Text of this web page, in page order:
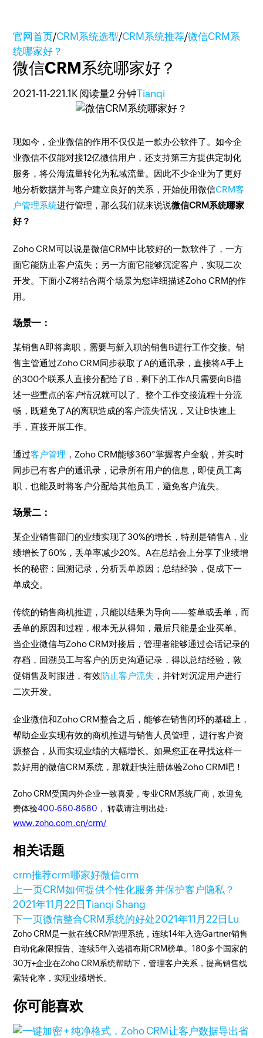
官网首页/CRM系统选型/CRM系统推荐/微信CRM系
统哪家好？
微信CRM系统哪家好？
2021-11-221.1K 阅读量2 分钟Tianqi
现如今，企业微信的作用不仅仅是一款办公软件了。如今企
业微信不仅能对接12亿微信用户，还支持第三方提供定制化
服务，将公海流量转化为私域流量。因此不少企业为了更好
地分析数据并与客户建立良好的关系，开始使用微信CRM客
户管理系统进行管理，那么我们就来说说微信CRM系统哪家
好？
Zoho CRM可以说是微信CRM中比较好的一款软件了，一方
面它能防止客户流失；另一方面它能够沉淀客户，实现二次
开发。下面小Z将结合两个场景为您详细描述Zoho CRM的作
用。
场景一：
某销售A即将离职，需要与新入职的销售B进行工作交接。销
售主管通过Zoho CRM同步获取了A的通讯录，直接将A手上
的300个联系人直接分配给了B，剩下的工作A只需要向B描
述一些重点的客户情况就可以了。整个工作交接流程十分流
畅，既避免了A的离职造成的客户流失情况，又让B快速上
手，直接开展工作。
通过客户管理 ，Zoho CRM能够360°掌握客户全貌，并实时
同步已有客户的通讯录，记录所有用户的信息，即使员工离
职，也能及时将客户分配给其他员工，避免客户流失。
场景二：
某企业销售部门的业绩实现了30%的增长，特别是销售A，业
绩增长了60%，丢单率减少20%。A在总结会上分享了业绩增
长的秘密：回溯记录，分析丢单原因；总结经验，促成下一
单成交。
传统的销售商机推进，只能以结果为导向——签单或丢单，而
丢单的原因和过程，根本无从得知，最后只能是企业买单。
当企业微信与Zoho CRM对接后，管理者能够通过会话记录的
存档，回溯员工与客户的历史沟通记录，得以总结经验，敦
促销售及时跟进，有效防止客户流失 ，并针对沉淀用户进行
二次开发。
企业微信和Zoho CRM整合之后，能够在销售闭环的基础上，
帮助企业实现有效的商机推进与销售人员管理， 进行客户资
源整合，从而实现业绩的大幅增长。如果您正在寻找这样一
款好用的微信CRM系统，那就赶快注册体验Zoho CRM吧！
Zoho CRM受国内外企业一致喜爱，专业CRM系统厂商，欢迎免
费体验400-660-8680 ， 转载请注明出处:
www.zoho.com.cn/crm/
相关话题
crm推荐crm哪家好微信crm
上一页CRM如何提供个性化服务并保护客户隐私？
2021年11月22日Tianqi Shang
下一页微信整合CRM系统的好处2021年11月22日 Lu
Zoho CRM是一款在线CRM管理系统，连续14年入选Gartner销售
自动化象限报告、连续5年入选福布斯CRM榜单。180多个国家的
30万+企业在Zoho CRM系统帮助下，管理客户关系，提高销售线
索转化率，实现业绩增长。
你可能喜欢